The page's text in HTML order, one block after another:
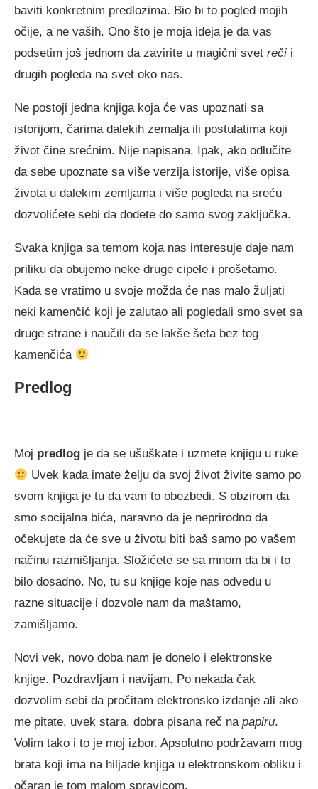
baviti konkretnim predlozima. Bio bi to pogled mojih
očije, a ne vaših. Ono što je moja ideja je da vas
podsetim još jednom da zavirite u magični svet reči i
drugih pogleda na svet oko nas.
Ne postoji jedna knjiga koja će vas upoznati sa
istorijom, čarima dalekih zemalja ili postulatima koji
život čine srećnim. Nije napisana. Ipak, ako odlučite
da sebe upoznate sa više verzija istorije, više opisa
života u dalekim zemljama i više pogleda na sreću
dozvolićete sebi da dođete do samo svog zaključka.
Svaka knjiga sa temom koja nas interesuje daje nam
priliku da obujemo neke druge cipele i prošetamo.
Kada se vratimo u svoje možda će nas malo žuljati
neki kamenčić koji je zalutao ali pogledali smo svet sa
druge strane i naučili da se lakše šeta bez tog
kamenčića
Predlog
Moj predlog je da se ušuškate i uzmete knjigu u ruke
Uvek kada imate želju da svoj život živite samo po
svom knjiga je tu da vam to obezbedi. S obzirom da
smo socijalna bića, naravno da je neprirodno da
očekujete da će sve u životu biti baš samo po vašem
načinu razmišljanja. Složićete se sa mnom da bi i to
bilo dosadno. No, tu su knjige koje nas odvedu u
razne situacije i dozvole nam da maštamo,
zamišljamo.
Novi vek, novo doba nam je donelo i elektronske
knjige. Pozdravljam i navijam. Po nekada čak
dozvolim sebi da pročitam elektronsko izdanje ali ako
me pitate, uvek stara, dobra pisana reč na papiru.
Volim tako i to je moj izbor. Apsolutno podržavam mog
brata koji ima na hiljade knjiga u elektronskom obliku i
očaran je tom malom spravicom.